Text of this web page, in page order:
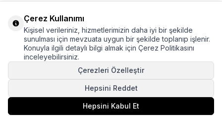
Sepete Ekle
Adres & İletişim
Çerez Kullanımı
Kişisel verileriniz, hizmetlerimizin daha iyi bir şekilde
sunulması için mevzuata uygun bir şekilde toplanıp işlenir.
Konuyla ilgili detaylı bilgi almak için Çerez Politikasını
inceleyebilirsiniz.
Çerezleri Özelleştir
Hepsini Reddet
Hepsini Kabul Et